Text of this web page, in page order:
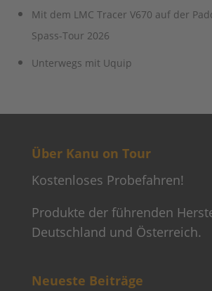
Mit dem LMC Tracer V670 auf der
Spass-Tour 2026
Unterwegs mit Uquip
Über Kanu on Tour
Kostenloses Probefahren!
Produkte der führenden
Deutschland und Österreich.
Neueste Beiträge